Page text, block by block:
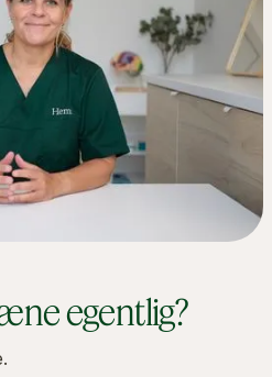
egentlig?